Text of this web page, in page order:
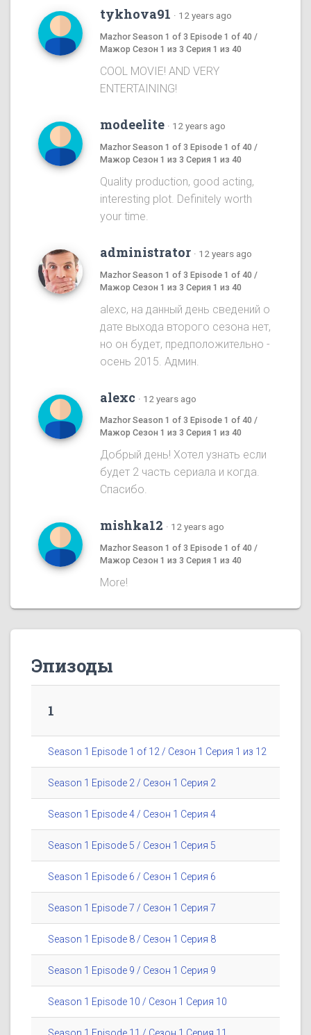
tykhova91 · 12 years ago
Mazhor Season 1 of 3 Episode 1 of 40 /
Мажор Сезон 1 из 3 Серия 1 из 40
COOL MOVIE! AND VERY
ENTERTAINING!
modeelite · 12 years ago
Mazhor Season 1 of 3 Episode 1 of 40 /
Мажор Сезон 1 из 3 Серия 1 из 40
Quality production, good acting,
interesting plot. Definitely worth
your time.
administrator · 12 years ago
Mazhor Season 1 of 3 Episode 1 of 40 /
Мажор Сезон 1 из 3 Серия 1 из 40
alexc, на данный день сведений о
дате выхода второго сезона нет,
но он будет, предположительно -
осень 2015. Админ.
alexc · 12 years ago
Mazhor Season 1 of 3 Episode 1 of 40 /
Мажор Сезон 1 из 3 Серия 1 из 40
Добрый день! Хотел узнать если
будет 2 часть сериала и когда.
Спасибо.
mishka12 · 12 years ago
Mazhor Season 1 of 3 Episode 1 of 40 /
Мажор Сезон 1 из 3 Серия 1 из 40
More!
Эпизоды
1
Season 1 Episode 1 of 12 / Сезон 1 Серия 1 из 12
Season 1 Episode 2 / Сезон 1 Серия 2
Season 1 Episode 4 / Сезон 1 Серия 4
Season 1 Episode 5 / Сезон 1 Серия 5
Season 1 Episode 6 / Сезон 1 Серия 6
Season 1 Episode 7 / Сезон 1 Серия 7
Season 1 Episode 8 / Сезон 1 Серия 8
Season 1 Episode 9 / Сезон 1 Серия 9
Season 1 Episode 10 / Сезон 1 Серия 10